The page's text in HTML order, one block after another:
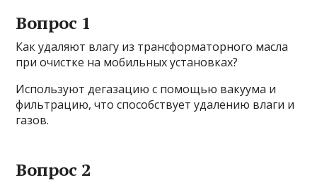
Вопрос 1
Как удаляют влагу из трансформаторного масла
при очистке на мобильных установках?
Используют дегазацию с помощью вакуума и
фильтрацию, что способствует удалению влаги и
газов.
Вопрос 2